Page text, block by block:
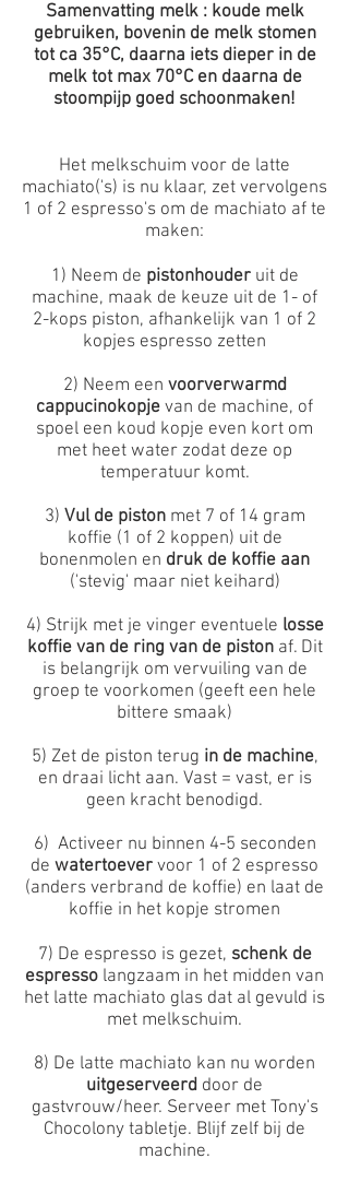
Samenvatting melk : koude melk
gebruiken, bovenin de melk stomen
tot ca 35°C, daarna iets dieper in de
melk tot max 70°C en daarna de
stoompijp goed schoonmaken!
Het melkschuim voor de latte
machiato('s) is nu klaar, zet vervolgens
1 of 2 espresso's om de machiato af te
maken:
1) Neem de pistonhouderuit de
machine, maak de keuze uit de 1- of
2-kops piston, afhankelijk van 1 of 2
kopjes espresso zetten
2) Neem een voorverwarmd
cappucinokopje van de machine, of
spoel een koud kopje even kort om
met heet water zodat deze op
temperatuur komt.
3) Vul de pistonmet 7 of 14 gram
koffie (1 of 2 koppen) uit de
bonenmolen en druk de koffie aan
('stevig' maar niet keihard)
4) Strijk met je vinger eventuele losse
koffie van de ring van de pistonaf. Dit
is belangrijk om vervuiling van de
groep te voorkomen (geeft een hele
bittere smaak)
5) Zet de piston terug in de machine,
en draai licht aan. Vast = vast, er is
geen kracht benodigd.
6) Activeer nu binnen 4-5 seconden
de watertoever voor 1 of 2 espresso
(anders verbrand de koffie) en laat de
koffie in het kopje stromen
7) De espresso is gezet, schenk de
espresso langzaam in het midden van
het latte machiato glas dat al gevuld is
met melkschuim.
8) De latte machiato kan nu worden
uitgeserveerd door de
gastvrouw/heer. Serveer met Tony's
Chocolony tabletje. Blijf zelf bij de
machine.